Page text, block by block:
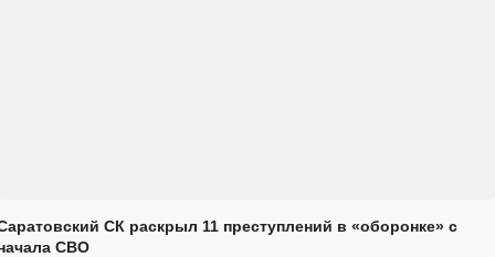
СК раскрыл 11 преступлений в «оборонке» с
СВО